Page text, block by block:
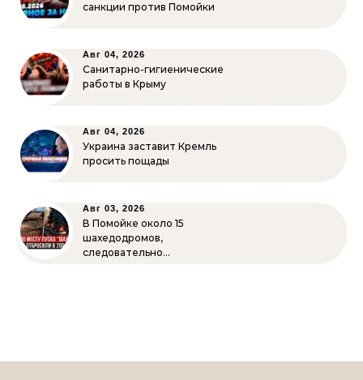
санкции против Помойки
Авг 04, 2026
Санитарно-гигиенические
работы в Крыму
Авг 04, 2026
Украина заставит Кремль
просить пощады
Авг 03, 2026
В Помойке около 15
шахедодромов,
следовательно…